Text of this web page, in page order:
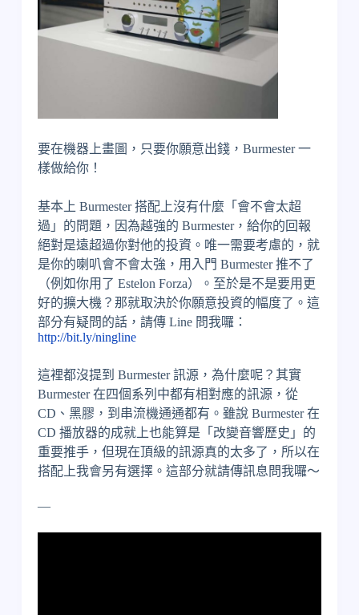
要在機器上畫圖，只要你願意出錢，Burmester 一
樣做給你！
基本上 Burmester 搭配上沒有什麼「會不會太超
過」的問題，因為越強的 Burmester，給你的回報
絕對是遠超過你對他的投資。唯一需要考慮的，就
是你的喇叭會不會太強，用入門 Burmester 推不了
（例如你用了 Estelon Forza）。至於是不是要用更
好的擴大機？那就取決於你願意投資的幅度了。這
部分有疑問的話，請傳 Line 問我囉：
http://bit.ly/ningline
這裡都沒提到 Burmester 訊源，為什麼呢？其實
Burmester 在四個系列中都有相對應的訊源，從
CD、黑膠，到串流機通通都有。雖說 Burmester 在
CD 播放器的成就上也能算是「改變音響歷史」的
重要推手，但現在頂級的訊源真的太多了，所以在
搭配上我會另有選擇。這部分就請傳訊息問我囉～
—